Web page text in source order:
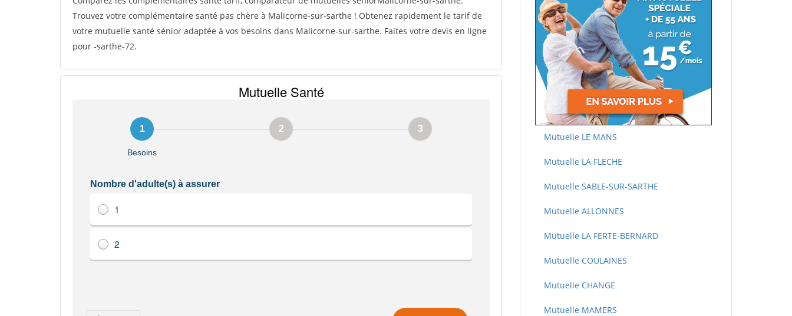
Trouvez votre complémentaire santé pas chère à Malicorne-sur-sarthe ! Obtenez rapidement le tarif de
votre mutuelle santé sénior adaptée à vos besoins dans Malicorne-sur-sarthe. Faites votre devis en ligne
pour -sarthe-72.
Mutuelle LE MANS
Mutuelle LA FLECHE
Mutuelle SABLE-SUR-SARTHE
Mutuelle ALLONNES
Mutuelle LA FERTE-BERNARD
Mutuelle COULAINES
Mutuelle CHANGE
Mutuelle MAMERS